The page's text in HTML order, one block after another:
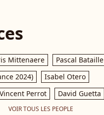
Mittenaere
Pascal Bataille
2024)
Isabel Otero
Vincent Perrot David Guetta
VOIR TOUS LES PEOPLE